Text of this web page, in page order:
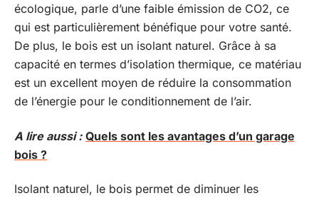
écologique, parle d’une faible émission de CO2, ce
qui est particulièrement bénéfique pour votre santé.
De plus, le bois est un isolant naturel. Grâce à sa
capacité en termes d’isolation thermique, ce matériau
est un excellent moyen de réduire la consommation
de l’énergie pour le conditionnement de l’air.
A lire aussi : Quels sont les avantages d’un garage
bois ?
Isolant naturel, le bois permet de diminuer les